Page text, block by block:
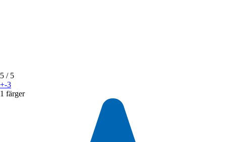
5 / 5
+-3
1 färger